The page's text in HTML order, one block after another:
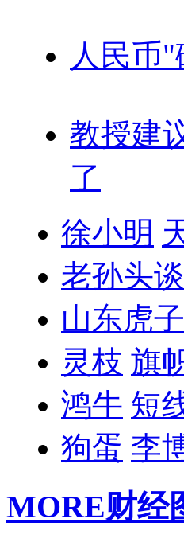
人民币
教授建
了
徐小明
老孙头
山东虎子
灵枝 旗
鸿牛 短
狗蛋 李
MORE财经